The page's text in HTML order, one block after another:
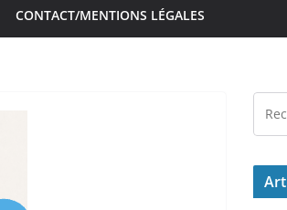
CONTACT/MENTIONS LÉGALES